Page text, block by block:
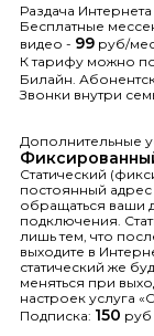
Раздача
Бесплатные
видео - 99 руб/
К тарифу можно
Билайн.
Звонки внутри
Дополнительные
Статический
постоянный адрес
обращаться ваши
подключения.
лишь тем, что
выходите в
статический же
меняться при
настроек услуга
Подписка: 150 руб